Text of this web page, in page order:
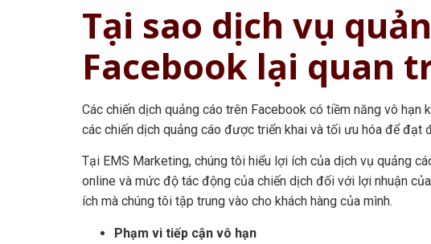
Tại sao dịch vụ
Facebook lại quan
Các chiến dịch quảng cáo trên Facebook có tiềm năng vô
các chiến dịch quảng cáo được triển khai và tối ưu hóa để đạt
Tại EMS Marketing, chúng tôi hiểu lợi ích của dịch vụ quảng
online và mức độ tác động của chiến dịch đối với lợi nhuận
ích mà chúng tôi tập trung vào cho khách hàng của mình.
Phạm vi tiếp cận vô hạn